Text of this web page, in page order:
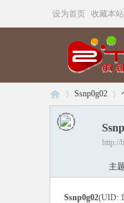
设为首页 收藏本站
Ssnp0g02
http://
主题
Ssnp0g02(UID: